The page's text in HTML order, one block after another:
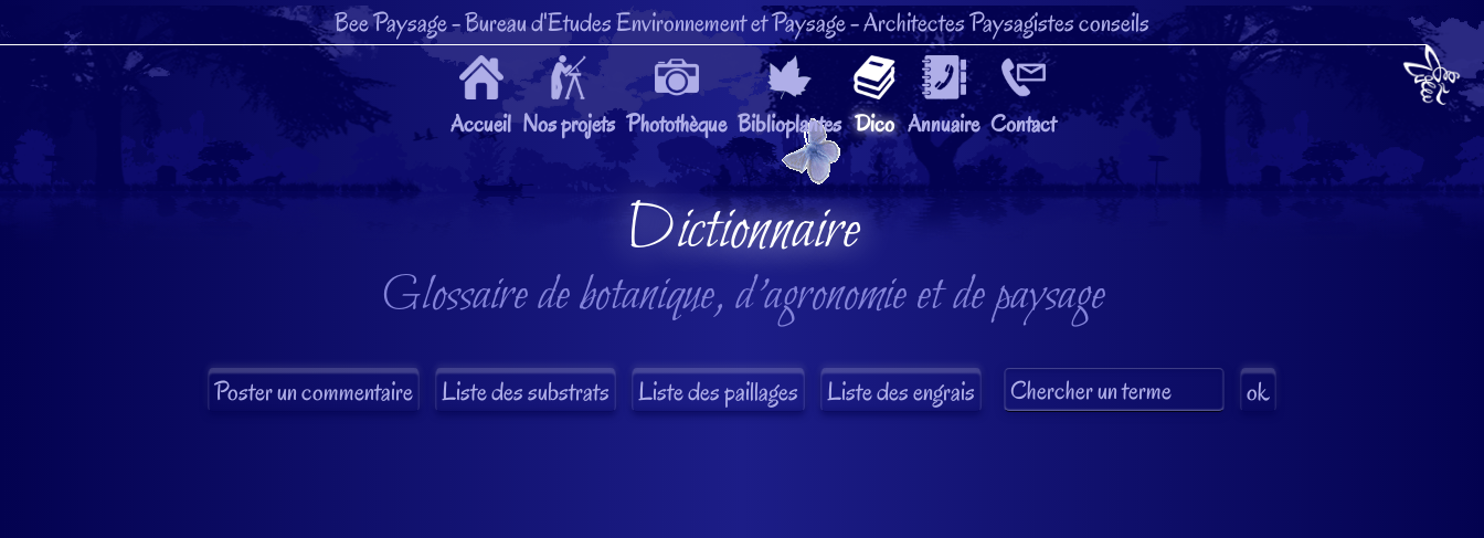
Bee Paysage- Bureau d'Etudes Environnement et Paysage- Architectes Paysagistes conseils
Accueil Nos projets Photothèque Biblioplantes Dico Annuaire Contact
Dictionnaire
Glossaire de botanique, d'agronomie et de paysage
Liste des substrats Liste des paillages Liste des engrais